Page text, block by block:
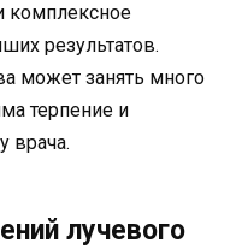
комплексное
результатов.
может занять много
терпение и
врача.
лучевого